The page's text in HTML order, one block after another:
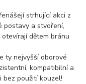
strhující akci z
postavy a stvoření,
dětem bránu
ty nejvyšší oborové
kompatibilní a
bez použití kouzel!